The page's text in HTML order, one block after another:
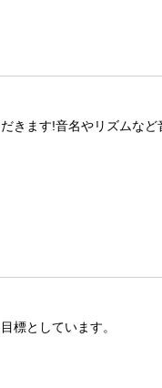
きます!音名やリズムなど
標としています。